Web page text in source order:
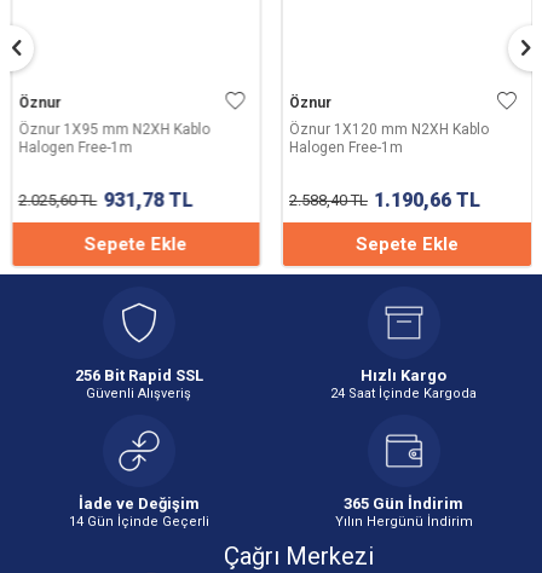
Öznur
Öznur 1X95 mm N2XH Kablo
Halogen Free-1m
2.025,60TL 931,78TL
Sepete Ekle
Öznur
Öznur 1X120 mm N2XH Kablo
Halogen Free-1m
2.588,40TL 1.190,66TL
Sepete Ekle
256 Bit Rapid SSL
Güvenli Alışveriş
Hızlı Kargo
24 Saat İçinde Kargoda
İade ve Değişim
14 Gün İçinde Geçerli
365 Gün İndirim
Yılın Hergünü İndirim
Çağrı Merkezi